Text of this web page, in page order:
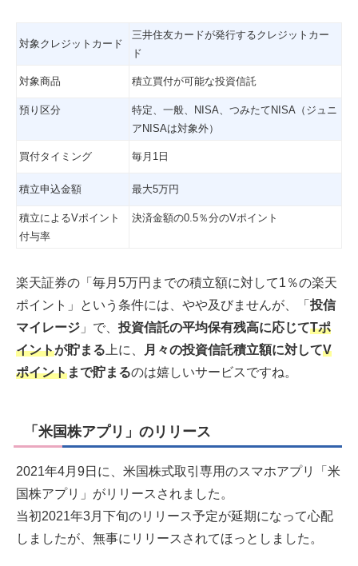
対象クレジットカード
三井住友カードが発行するクレジットカー
ド
対象商品 積立買付が可能な投資信託
預り区分
特定、一般、NISA、つみたてNISA（ジュニ
アNISAは対象外）
買付タイミング 毎月1日
積立申込金額 最大5万円
積立によるVポイント
付与率
決済金額の0.5％分のVポイント
楽天証券の「毎月5万円までの積立額に対して1％の楽天
ポイント」という条件には、やや及びませんが、「 投信
マイレージ 」で、 投資信託の平均保有残高に応じてTポ
イントが貯まる 上に、 月々の投資信託積立額に対してV
ポイントまで貯まるのは嬉しいサービスですね。
「米国株アプリ」のリリース
2021年4月9日に、米国株式取引専用のスマホアプリ「米
国株アプリ」がリリースされました。
当初2021年3月下旬のリリース予定が延期になって心配
しましたが、無事にリリースされてほっとしました。